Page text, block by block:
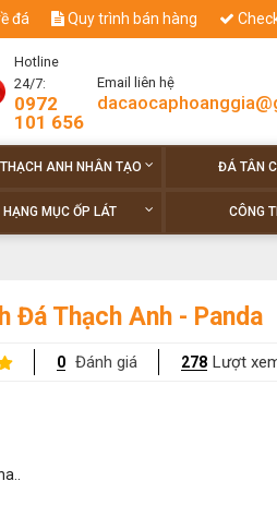
đá Quy trình bán hàng
Hotline
24/7:
0972
101 656
Email liên hệ
ANH NHÂN TẠO ĐÁ TÂN
HẠNG MỤC ỐP LÁT CÔNG
Đá Thạch Anh - Panda
0 Đánh giá 278 Lượt